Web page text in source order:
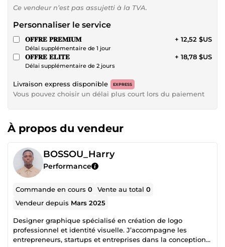
Ce vendeur n’est pas assujetti à la TVA.
Personnaliser le service
𝐎𝐅𝐅𝐑𝐄 𝐏𝐑𝐄𝐌𝐈𝐔𝐌
Délai supplémentaire de 1 jour
+ 12,52 $US
𝐎𝐅𝐅𝐑𝐄 𝐄𝐋𝐈𝐓𝐄
Délai supplémentaire de 2 jours
+ 18,78 $US
Livraison express disponible EXPRESS
Vous pouvez choisir un délai plus court lors du paiement
À propos du vendeur
BOSSOU_Harry
Performance
Commande en cours0 Vente au total0
Vendeur depuis Mars 2025
Designer graphique spécialisé en création de logo
professionnel et identité visuelle. J’accompagne les
entrepreneurs, startups et entreprises dans la conception